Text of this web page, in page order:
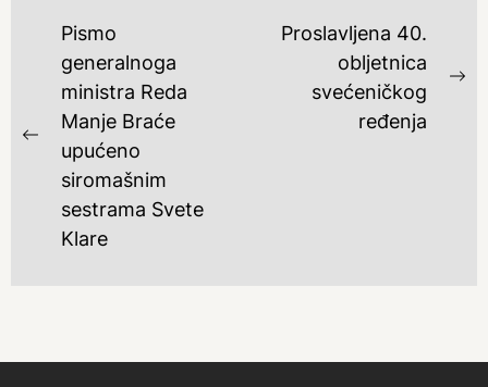
NAVIGACIJA
OBJAVA
Previous
post:
Pismo
generalnoga
ministra Reda
Manje Braće
upućeno
siromašnim
sestrama Svete
Klare
Proslavljena 40.
obljetnica
svećeničkog
ređenja